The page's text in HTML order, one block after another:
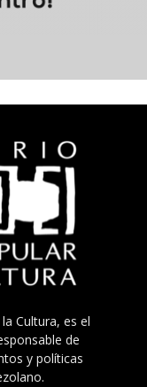
Cultura, es el
de
y políticas